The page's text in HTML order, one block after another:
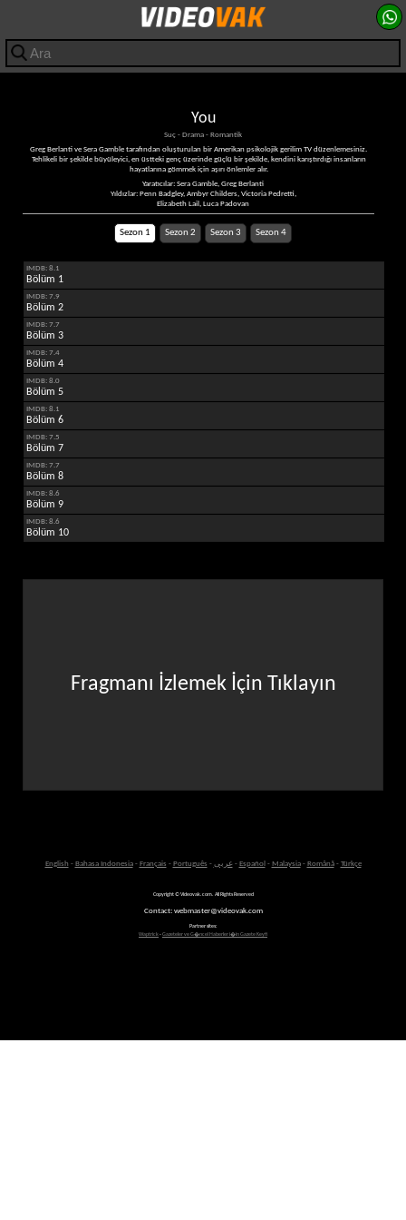
You
Suç - Drama - Romantik
Greg Berlanti ve Sera Gamble tarafından oluşturulan bir Amerikan psikolojik gerilim TV düzenlemesiniz.
Tehlikeli bir şekilde büyüleyici, en üstteki genç üzerinde güçlü bir şekilde, kendini karıştırdığı insanların
hayatlarına gömmek için aşırı önlemler alır.
Yaratıcılar: Sera Gamble, Greg Berlanti
Yıldızlar: Penn Badgley, Ambyr Childers, Victoria Pedretti,
Elizabeth Lail, Luca Padovan
Sezon 1 Sezon 2 Sezon 3 Sezon 4
IMDB: 8.1
Bölüm 1
IMDB: 7.9
Bölüm 2
IMDB: 7.7
Bölüm 3
IMDB: 7.4
Bölüm 4
IMDB: 8.0
Bölüm 5
IMDB: 8.1
Bölüm 6
IMDB: 7.5
Bölüm 7
IMDB: 7.7
Bölüm 8
IMDB: 8.6
Bölüm 9
IMDB: 8.6
Bölüm 10
Fragmanı İzlemek İçin Tıklayın
English - Bahasa Indonesia- Français - Português - عربى- Español - Malaysia- Română- Türkçe
Copyright © Videovak.com. All Rights Reserved
Contact: webmaster@videovak.com
Partner sites:
Waptrick-Gazeteler ve G�ncel Haberler i�in Gazete Keyfi